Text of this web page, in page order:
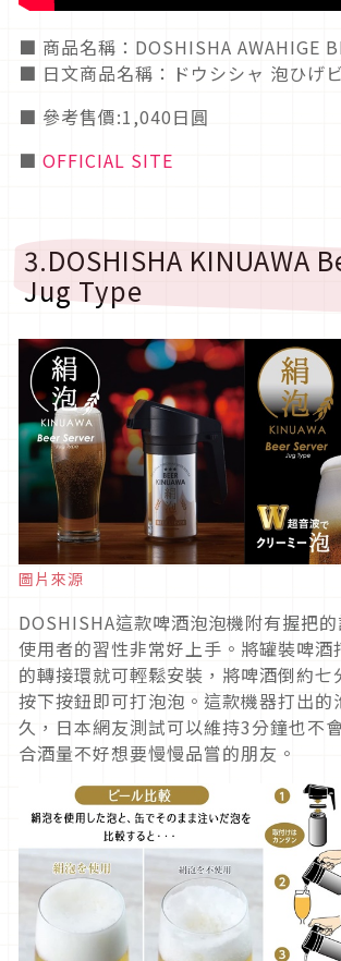
■ 商品名稱：DOSHISHA AWAHIGE
■ 日文商品名稱：ドウシシャ 泡ひげ
■ 參考售價:1,040日圓
■ OFFICIAL SITE
3.DOSHISHA KINUAWA
Jug Type
圖片來源
DOSHISHA這款啤酒泡泡機附有握把
使用者的習性非常好上手。將罐裝啤酒
的轉接環就可輕鬆安裝，將啤酒倒約七
按下按鈕即可打泡泡。這款機器打出的
久，日本網友測試可以維持3分鐘也不
合酒量不好想要慢慢品嘗的朋友。